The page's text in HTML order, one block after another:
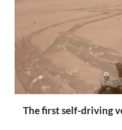
The first self-driving